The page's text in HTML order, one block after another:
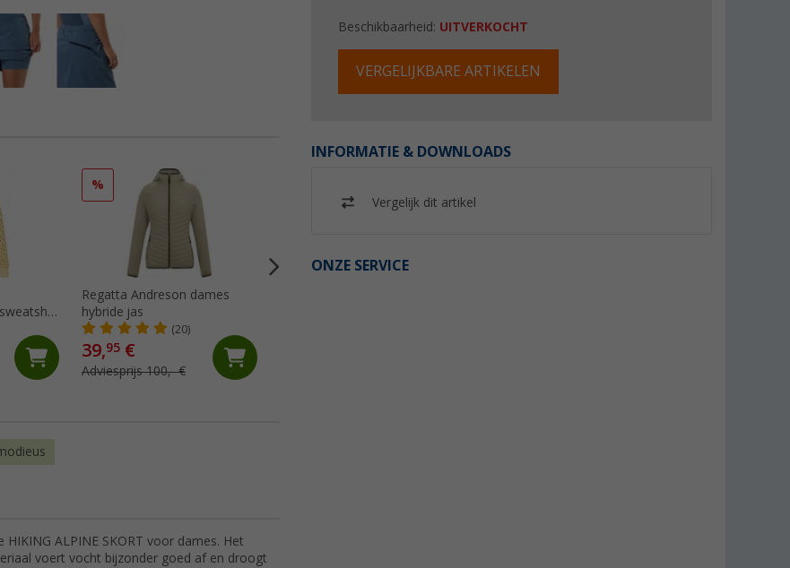
Beschikbaarheid: UITVERKOCHT
VERGELIJKBARE ARTIKELEN
INFORMATIE & DOWNLOADS
Vergelijk dit artikel
ONZE SERVICE
%
Regatta Andreson dames
hybride jas
(20)
39,95 €
Adviesprijs 100,- €
ALPINE SKORT voor dames. Het
voert vocht bijzonder goed af en droogt